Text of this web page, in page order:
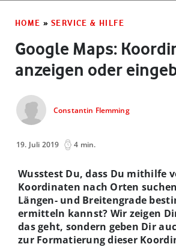
HOME » SERVICE & HILFE
Google Maps:
anzeigen oder
Constantin Flemming
19. Juli 2019 4 min.
Wusstest Du, dass Du mithilfe
Koordinaten nach Orten
Längen- und Breitengrade
ermitteln kannst? Wir zeigen
das geht, sondern geben Dir
zur Formatierung dieser